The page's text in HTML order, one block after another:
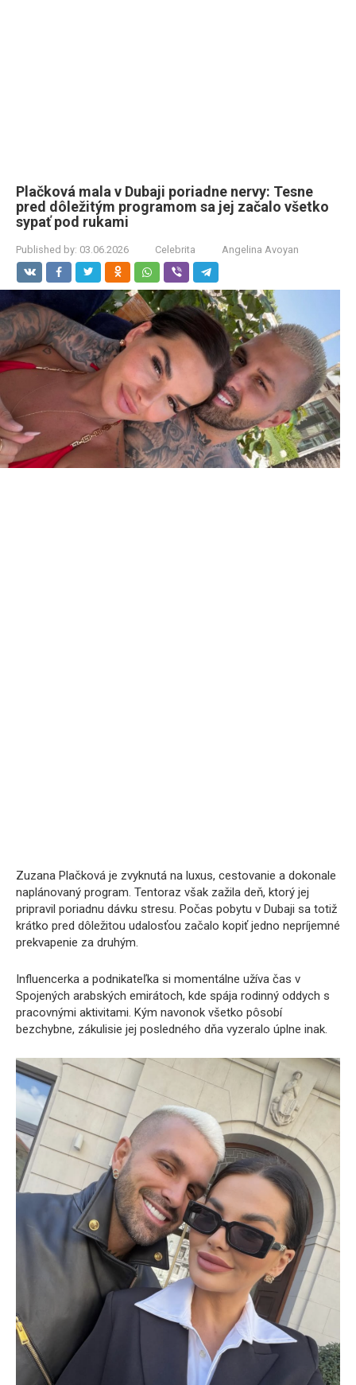
Plačková mala v Dubaji poriadne nervy: Tesne
pred dôležitým programom sa jej začalo všetko
sypať pod rukami
Published by: 03.06.2026 Celebrita Angelina Avoyan
Zuzana Plačková je zvyknutá na luxus, cestovanie a dokonale
naplánovaný program. Tentoraz však zažila deň, ktorý jej
pripravil poriadnu dávku stresu. Počas pobytu v Dubaji sa totiž
krátko pred dôležitou udalosťou začalo kopiť jedno nepríjemné
prekvapenie za druhým.
Influencerka a podnikateľka si momentálne užíva čas v
Spojených arabských emirátoch, kde spája rodinný oddych s
pracovnými aktivitami. Kým navonok všetko pôsobí
bezchybne, zákulisie jej posledného dňa vyzeralo úplne inak.